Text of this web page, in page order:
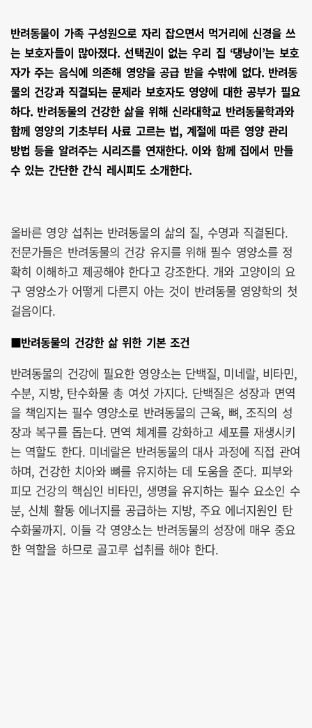
반려동물이 가족 구성원으로 자리 잡으면서 먹거리에 신경을 쓰
는 보호자들이 많아졌다. 선택권이 없는 우리 집 ‘댕냥이’는 보호
자가 주는 음식에 의존해 영양을 공급 받을 수밖에 없다. 반려동
물의 건강과 직결되는 문제라 보호자도 영양에 대한 공부가 필요
하다. 반려동물의 건강한 삶을 위해 신라대학교 반려동물학과와
함께 영양의 기초부터 사료 고르는 법, 계절에 따른 영양 관리
방법 등을 알려주는 시리즈를 연재한다. 이와 함께 집에서 만들
수 있는 간단한 간식 레시피도 소개한다.
올바른 영양 섭취는 반려동물의 삶의 질, 수명과 직결된다.
전문가들은 반려동물의 건강 유지를 위해 필수 영양소를 정
확히 이해하고 제공해야 한다고 강조한다. 개와 고양이의 요
구 영양소가 어떻게 다른지 아는 것이 반려동물 영양학의 첫
걸음이다.
■반려동물의 건강한 삶 위한 기본 조건
반려동물의 건강에 필요한 영양소는 단백질, 미네랄, 비타민,
수분, 지방, 탄수화물 총 여섯 가지다. 단백질은 성장과 면역
을 책임지는 필수 영양소로 반려동물의 근육, 뼈, 조직의 성
장과 복구를 돕는다. 면역 체계를 강화하고 세포를 재생시키
는 역할도 한다. 미네랄은 반려동물의 대사 과정에 직접 관여
하며, 건강한 치아와 뼈를 유지하는 데 도움을 준다. 피부와
피모 건강의 핵심인 비타민, 생명을 유지하는 필수 요소인 수
분, 신체 활동 에너지를 공급하는 지방, 주요 에너지원인 탄
수화물까지. 이들 각 영양소는 반려동물의 성장에 매우 중요
한 역할을 하므로 골고루 섭취를 해야 한다.